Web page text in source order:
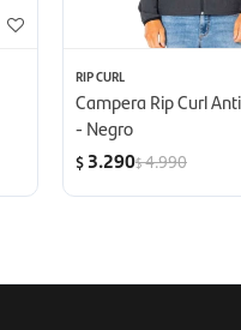
RIP CURL
Campera Rip Curl
- Negro
$ 3.290$4.990